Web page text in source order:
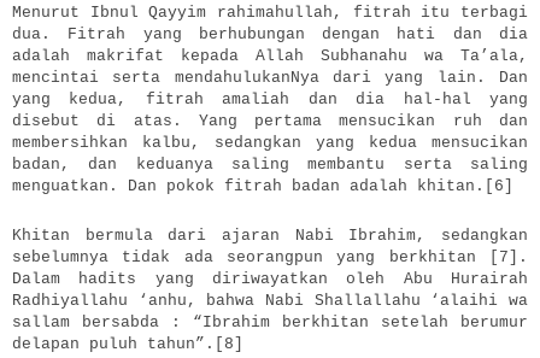
Menurut Ibnul Qayyim rahimahullah, fitrah itu terbagi
dua. Fitrah yang berhubungan dengan hati dan dia
adalah makrifat kepada Allah Subhanahu wa Ta’ala,
mencintai serta mendahulukanNya dari yang lain. Dan
yang kedua, fitrah amaliah dan dia hal-hal yang
disebut di atas. Yang pertama mensucikan ruh dan
membersihkan kalbu, sedangkan yang kedua mensucikan
badan, dan keduanya saling membantu serta saling
menguatkan. Dan pokok fitrah badan adalah khitan.[6]
Khitan bermula dari ajaran Nabi Ibrahim, sedangkan
sebelumnya tidak ada seorangpun yang berkhitan [7].
Dalam hadits yang diriwayatkan oleh Abu Hurairah
Radhiyallahu ‘anhu, bahwa Nabi Shallallahu ‘alaihi wa
sallam bersabda : “Ibrahim berkhitan setelah berumur
delapan puluh tahun”.[8]